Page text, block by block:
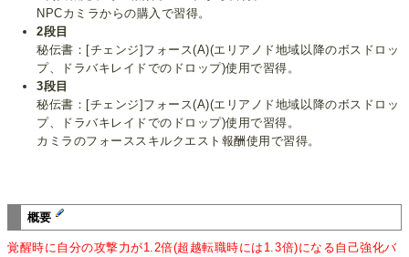
NPCカミラからの購入で習得。
2段目
秘伝書：[チェンジ]フォース(A)(エリアノド地域以降のボスドロッ
プ、ドラバキレイドでのドロップ)使用で習得。
3段目
秘伝書：[チェンジ]フォース(A)(エリアノド地域以降のボスドロッ
プ、ドラバキレイドでのドロップ)使用で習得。
カミラのフォーススキルクエスト報酬使用で習得。
概要
覚醒時に自分の攻撃力が1.2倍(超越転職時には1.3倍)になる自己強化バ